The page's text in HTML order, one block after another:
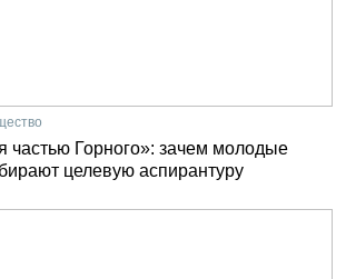
частью Горного»: зачем молодые
целевую аспирантуру